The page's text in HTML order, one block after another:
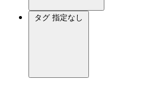
タグ 指定なし